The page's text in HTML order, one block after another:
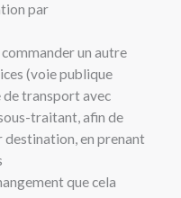
par
un autre
(voie publique
transport avec
traitant, afin de
destination, en prenant
que cela